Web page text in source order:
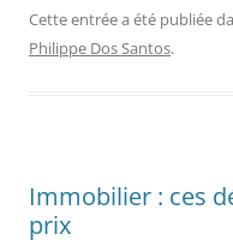
Cette entrée a été publiée
Philippe Dos Santos.
Immobilier : ces
prix